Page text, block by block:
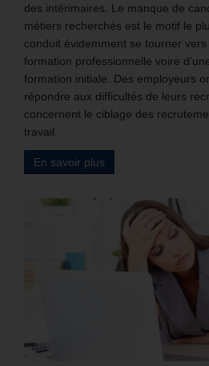
des intérimaires. Le manque de
métiers recherchés est le motif le
conduit évidemment se tourner
formation professionnelle voire
formation initiale. Des employeurs
répondre aux difficultés de leurs
concernent le ciblage des
travail.
En savoir plus